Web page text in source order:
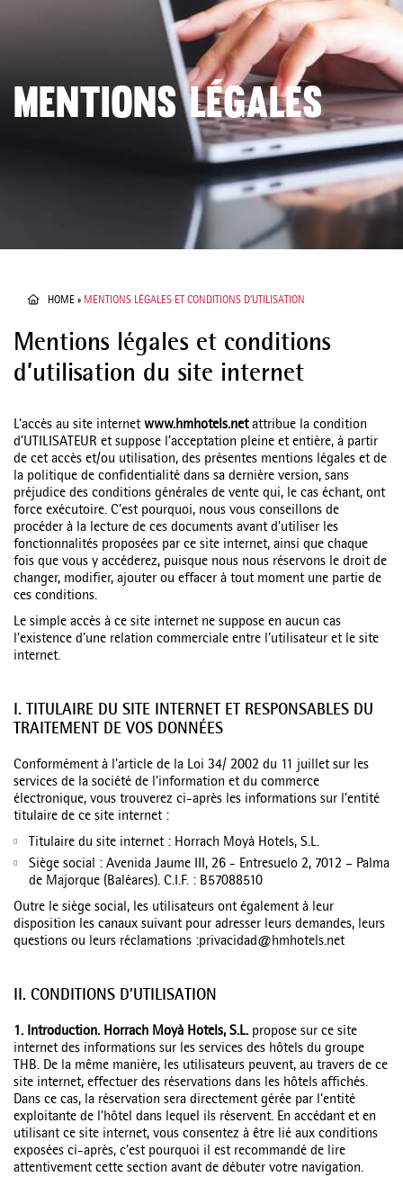
MENTIONS LÉGALES
HOME » MENTIONS LÉGALES ET CONDITIONS D’UTILISATION
Mentions légales et conditions
d’utilisation du site internet
L’accès au site internetwww.hmhotels.netattribue la condition
d’UTILISATEUR et suppose l’acceptation pleine et entière, à partir
de cet accès et/ou utilisation, des présentes mentions légales et de
la politique de confidentialité dans sa dernière version, sans
préjudice des conditions générales de vente qui, le cas échant, ont
force exécutoire. C’est pourquoi, nous vous conseillons de
procéder à la lecture de ces documents avant d’utiliser les
fonctionnalités proposées par ce site internet, ainsi que chaque
fois que vous y accéderez, puisque nous nous réservons le droit de
changer, modifier, ajouter ou effacer à tout moment une partie de
ces conditions.
Le simple accès à ce site internet ne suppose en aucun cas
l’existence d’une relation commerciale entre l’utilisateur et le site
internet.
I. TITULAIRE DU SITE INTERNET ET RESPONSABLES DU
TRAITEMENT DE VOS DONNÉES
Conformément à l’article de la Loi 34/ 2002 du 11 juillet sur les
services de la société de l’information et du commerce
électronique, vous trouverez ci-après les informations sur l’entité
titulaire de ce site internet :
Titulaire du site internet : Horrach Moyà Hotels, S.L.
Siège social : Avenida Jaume III, 26 - Entresuelo 2, 7012 – Palma
de Majorque (Baléares). C.I.F. : B57088510
Outre le siège social, les utilisateurs ont également à leur
disposition les canaux suivant pour adresser leurs demandes, leurs
questions ou leurs réclamations :privacidad@hmhotels.net
II. CONDITIONS D’UTILISATION
1. Introduction. Horrach Moyà Hotels, S.L.propose sur ce site
internet des informations sur les services des hôtels du groupe
THB. De la même manière, les utilisateurs peuvent, au travers de ce
site internet, effectuer des réservations dans les hôtels affichés.
Dans ce cas, la réservation sera directement gérée par l’entité
exploitante de l’hôtel dans lequel ils réservent. En accédant et en
utilisant ce site internet, vous consentez à être lié aux conditions
exposées ci-après, c’est pourquoi il est recommandé de lire
attentivement cette section avant de débuter votre navigation.